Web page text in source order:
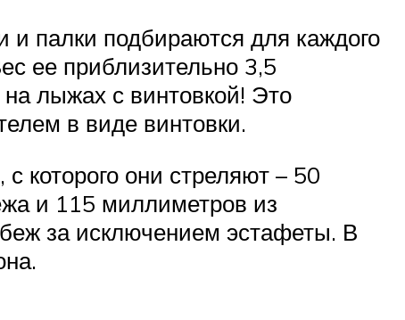
палки подбираются для каждого
ее приблизительно 3,5
лыжах с винтовкой! Это
в виде винтовки.
которого они стреляют – 50
и 115 миллиметров из
за исключением эстафеты. В